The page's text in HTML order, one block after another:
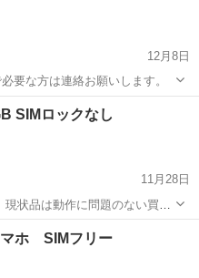
12月8日
要な方は連絡お願いします。
SIMロックなし
11月28日
す。 他店修理履歴のあるもの
認ください。 整備品は当店に
ホ SIMフリー